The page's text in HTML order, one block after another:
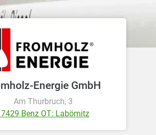
Energie GmbH
Am Thurbruch, 3
Benz OT: Labömitz